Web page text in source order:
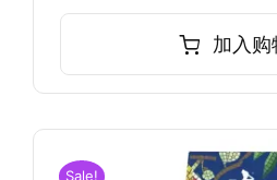
¥130.00
格
¥120.00
加入购
Sale!